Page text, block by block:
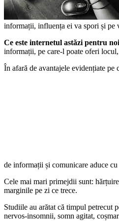
informații, influența ei va spori și pe
Ce este internetul astăzi pentru
informații, pe care-l poate oferi
În afară de avantajele evidențiate
de informații și comunicare aduce
Cele mai mari primejdii sunt:
marginile pe zi ce trece.
Studiile au arătat că timpul petrecut
nervos-insomnii, somn agitat,